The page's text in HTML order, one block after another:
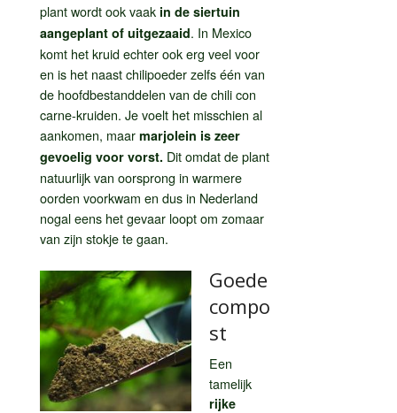
plant wordt ook vaak in de siertuin
aangeplant of uitgezaaid. In Mexico
komt het kruid echter ook erg veel voor
en is het naast chilipoeder zelfs één van
de hoofdbestanddelen van de chili con
carne-kruiden. Je voelt het misschien al
aankomen, maar marjolein is zeer
gevoelig voor vorst. Dit omdat de plant
natuurlijk van oorsprong in warmere
oorden voorkwam en dus in Nederland
nogal eens het gevaar loopt om zomaar
van zijn stokje te gaan.
Goede
compo
st
Een
tamelijk
rijke